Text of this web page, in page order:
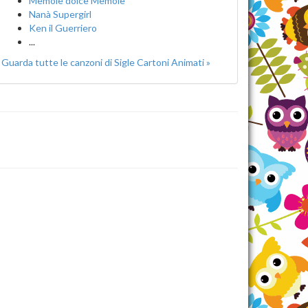
Nanà Supergirl
Ken il Guerriero
...
Guarda tutte le canzoni di Sigle Cartoni Animati »